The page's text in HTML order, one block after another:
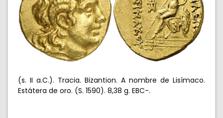
(s. II a.C.). Tracia. Bizantion. A nombre de Lisímaco.
Estátera de oro. (S. 1590). 8,38 g. EBC-.